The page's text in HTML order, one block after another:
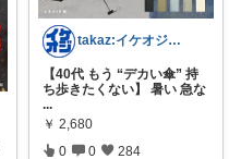
takaz:イケオジをめざすサラリーマン
【40代 もう “デカい傘” 持
ち歩きたくない】 暑い 急な
...
￥ 2,680
0 0 284